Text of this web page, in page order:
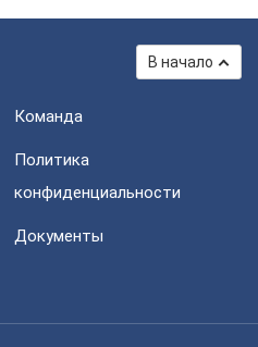
В начало
Команда
Политика
конфиденциальности
Документы